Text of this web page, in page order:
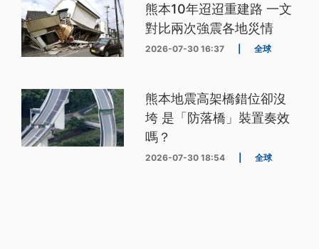
熊本10年迢迢重建路 一文
對比兩次強震各地災情
2026-07-30 16:37 全球
熊本地震高架橋錯位卻沒
垮 是「防落橋」裝置奏效
嗎？
2026-07-30 18:54 全球